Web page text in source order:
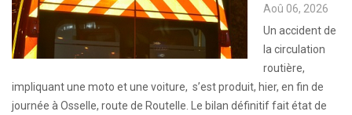
Aoû 06, 2026
Un accident de
la circulation
routière,
impliquant une moto et une voiture, s’est produit, hier, en fin de
journée à Osselle, route de Routelle. Le bilan définitif fait état de